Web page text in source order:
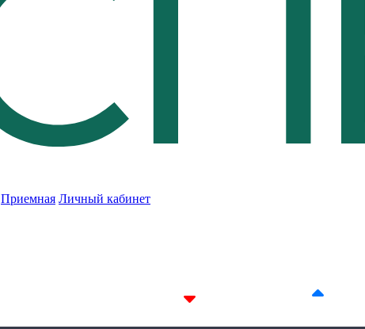
Приемная Личный кабинет
14D 14.23%